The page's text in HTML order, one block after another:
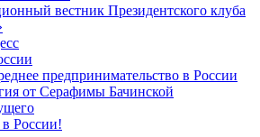
вестник Президентского клуба
предпринимательство в России
от Серафимы Бачинской
России!